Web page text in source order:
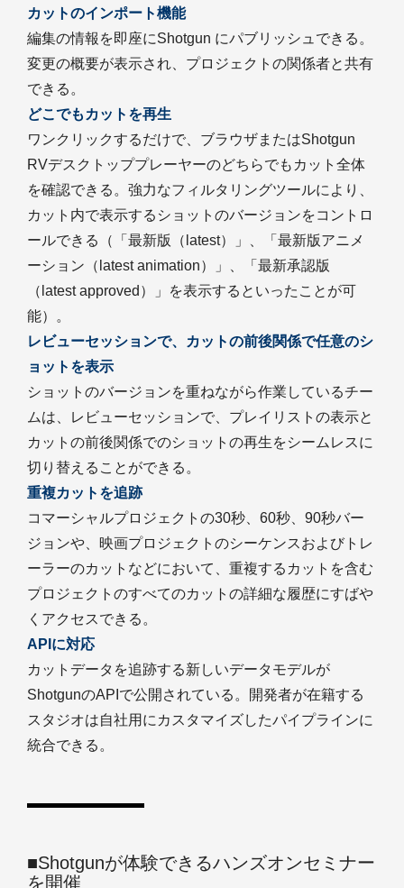
カットのインポート機能
編集の情報を即座にShotgun にパブリッシュできる。
変更の概要が表示され、プロジェクトの関係者と共有
できる。
どこでもカットを再生
ワンクリックするだけで、ブラウザまたはShotgun
RVデスクトッププレーヤーのどちらでもカット全体
を確認できる。強力なフィルタリングツールにより、
カット内で表示するショットのバージョンをコントロ
ールできる（「最新版（latest）」、「最新版アニメ
ーション（latest animation）」、「最新承認版
（latest approved）」を表示するといったことが可
能）。
レビューセッションで、カットの前後関係で任意のシ
ョットを表示
ショットのバージョンを重ねながら作業しているチー
ムは、レビューセッションで、プレイリストの表示と
カットの前後関係でのショットの再生をシームレスに
切り替えることができる。
重複カットを追跡
コマーシャルプロジェクトの30秒、60秒、90秒バー
ジョンや、映画プロジェクトのシーケンスおよびトレ
ーラーのカットなどにおいて、重複するカットを含む
プロジェクトのすべてのカットの詳細な履歴にすばや
くアクセスできる。
APIに対応
カットデータを追跡する新しいデータモデルが
ShotgunのAPIで公開されている。開発者が在籍する
スタジオは自社用にカスタマイズしたパイプラインに
統合できる。
■Shotgunが体験できるハンズオンセミナー
を開催